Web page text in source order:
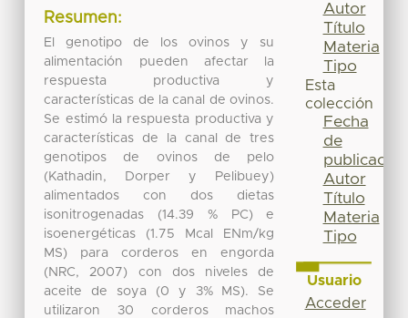
Resumen:
El genotipo de los ovinos y su
alimentación pueden afectar la
respuesta productiva y
características de la canal de ovinos.
Se estimó la respuesta productiva y
características de la canal de tres
genotipos de ovinos de pelo
(Kathadin, Dorper y Pelibuey)
alimentados con dos dietas
isonitrogenadas (14.39 % PC) e
isoenergéticas (1.75 Mcal ENm/kg
MS) para corderos en engorda
(NRC, 2007) con dos niveles de
aceite de soya (0 y 3% MS). Se
utilizaron 30 corderos machos
Autor
Título
Materia
Tipo
Esta
colección
Fecha
de
publicación
Autor
Título
Materia
Tipo
Usuario
Acceder